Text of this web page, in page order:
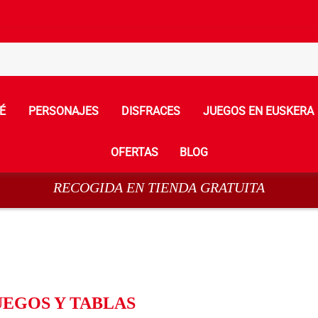
PERSONAJES DISFRACES JUEGOS EN EUSKERA
OFERTAS BLOG
RECOGIDA EN TIENDA GRATUITA
Y TABLAS